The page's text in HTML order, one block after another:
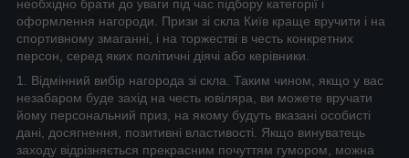
необхідно брати до уваги під час підбору категорії і
оформлення нагороди. Призи зі скла Київ краще вручити і на
спортивному змаганні, і на торжестві в честь конкретних
персон, серед яких політичні діячі або керівники.
1. Відмінний вибір нагорода зі скла. Таким чином, якщо у вас
незабаром буде захід на честь ювіляра, ви можете вручати
йому персональний приз, на якому будуть вказані особисті
дані, досягнення, позитивні властивості. Якщо винуватець
заходу відрізняється прекрасним почуттям гумором, можна